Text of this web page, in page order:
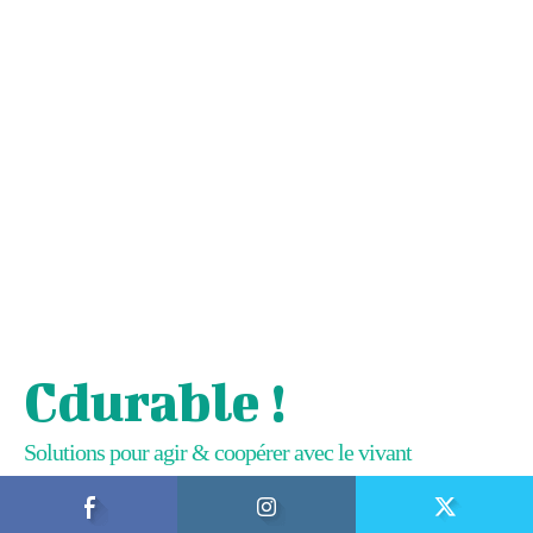
Cdurable !
Solutions pour agir & coopérer avec le vivant